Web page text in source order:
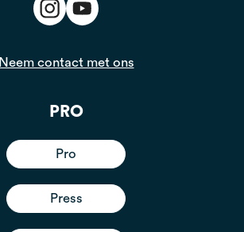
Neem contact met ons
PRO
Pro
Press